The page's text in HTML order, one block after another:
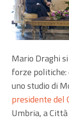
Mario Draghi
forze
uno studio di
presidente del
Umbria, a